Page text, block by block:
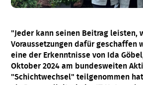
"Jeder kann seinen Beitrag leisten,
Voraussetzungen dafür geschaffen
eine der Erkenntnisse von Ida
Oktober 2024 am bundesweiten
"Schichtwechsel" teilgenommen